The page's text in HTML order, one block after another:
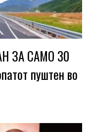
ЗА САМО 30
пуштен во